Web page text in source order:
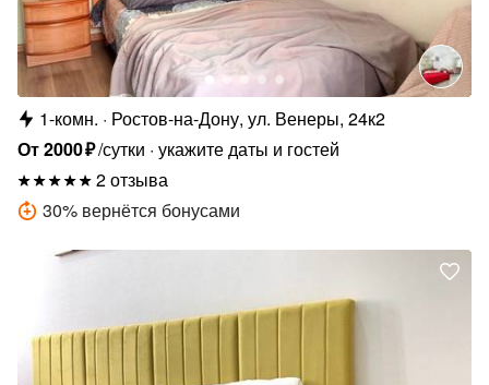
1-комн.
Ростов-на-Дону, ул. Венеры, 24к2
От2000₽/сутки укажите даты и гостей
2 отзыва
30% вернётся бонусами